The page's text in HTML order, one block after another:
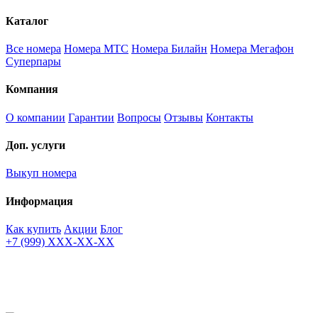
Каталог
Все номера Номера МТС Номера Билайн Номера Мегафон
Суперпары
Компания
О компании Гарантии Вопросы Отзывы Контакты
Доп. услуги
Выкуп номера
Информация
Как купить Акции Блог
+7 (999) XXX-XX-XX